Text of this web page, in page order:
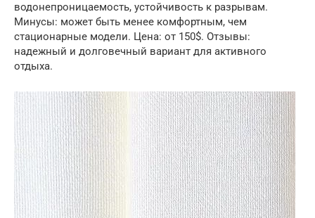
водонепроницаемость, устойчивость к разрывам.
Минусы: может быть менее комфортным, чем
стационарные модели. Цена: от 150$. Отзывы:
надежный и долговечный вариант для активного
отдыха.